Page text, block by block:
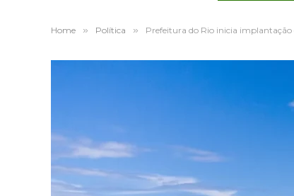
Home » Política » Prefeitura do Rio inicia implantação